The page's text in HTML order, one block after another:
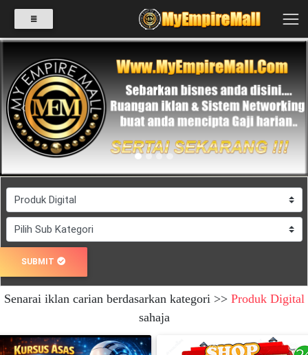
Previous Next
SUBMIT
Senarai iklan carian berdasarkan kategori >> Produk Digital
sahaja
SELECT
CATEGORY
PRODUK(0)
BABIES(0)
KESIHATAN(80)
PERNIAGAAN
RUNCIT(1)
FESYEN